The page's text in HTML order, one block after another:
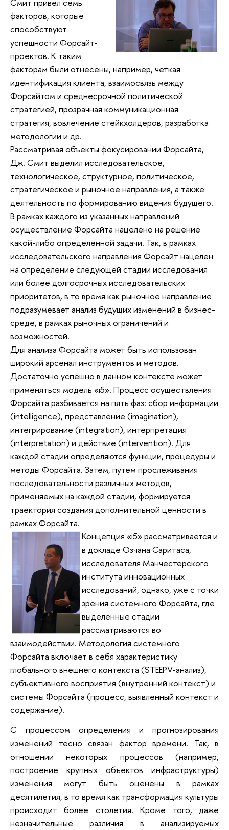
факторов, которые
способствуют
успешности Форсайт-
проектов. К таким
факторам были отнесены, например, четкая
идентификация клиента, взаимосвязь между
Форсайтом и среднесрочной политической
стратегией, прозрачная коммуникационная
стратегия, вовлечение стейкхолдеров, разработка
методологии и др.
Рассматривая объекты фокусировании Форсайта,
Дж. Смит выделил исследовательское,
технологическое, структурное, политическое,
стратегическое и рыночное направления, а также
деятельность по формированию видения будущего.
В рамках каждого из указанных направлений
осуществление Форсайта нацелено на решение
какой-либо определённой задачи. Так, в рамках
исследовательского направления Форсайт нацелен
на определение следующей стадии исследования
или более долгосрочных исследовательских
приоритетов, в то время как рыночное направление
подразумевает анализ будущих изменений в бизнес-
среде, в рамках рыночных ограничений и
возможностей.
Для анализа Форсайта может быть использован
широкий арсенал инструментов и методов.
Достаточно успешно в данном контексте может
применяться модель «i5». Процесс осуществления
Форсайта разбивается на пять фаз: сбор информации
(intelligence), представление (imagination),
интегрирование (integration), интерпретация
(interpretation) и действие (intervention). Для
каждой стадии определяются функции, процедуры и
методы Форсайта. Затем, путем прослеживания
последовательности различных методов,
применяемых на каждой стадии, формируется
траектория создания дополнительной ценности в
рамках Форсайта.
Концепция «i5» рассматривается и
в докладе Озчана Саритаса,
исследователя Манчестерского
института инновационных
исследований, однако, уже с точки
зрения системного Форсайта, где
выделенные стадии
рассматриваются во
взаимодействии. Методология системного
Форсайта включает в себя характеристику
глобального внешнего контекста (STEEPV-анализ),
субъективного восприятия (внутренний контекст) и
системы Форсайта (процесс, выявленный контекст и
содержание).
С процессом определения и прогнозирования
изменений тесно связан фактор времени. Так, в
отношении некоторых процессов (например,
построение крупных объектов инфраструктуры)
изменения могут быть оценены в рамках
десятилетия, в то время как трансформация культуры
происходит более столетия. Кроме того, даже
незначительные различия в анализируемых